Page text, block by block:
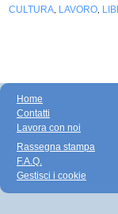
CULTURA LAVORO
Home
Contatti
Lavora con noi
Rassegna stampa
F.A.Q.
Gestisci i cookie